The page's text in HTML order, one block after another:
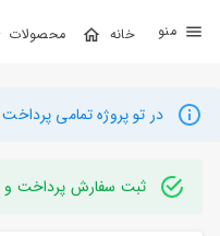
محصولات حساب کاربری
بستن
محصولات
اشتراک
در تو پروژه تمامی پرداخت ها
ثبت سفارش پرداخت و